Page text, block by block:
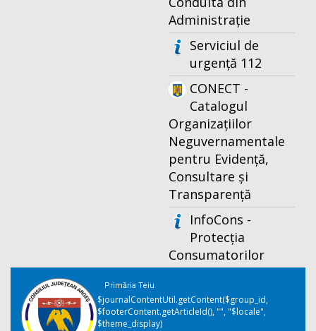
Administrație
Serviciul de
urgență 112
CONECT -
Catalogul
Organizațiilor
Neguvernamentale
pentru Evidență,
Consultare și
Transparență
InfoCons -
Protecția
Consumatorilor
Primăria Teiu
$journalContentUtil.getContent($group_id,
$footerContent.getArticleId(), "", "$locale",
$theme_display)